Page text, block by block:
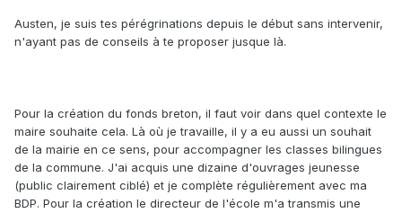
Austen, je suis tes pérégrinations depuis le début sans intervenir,
n'ayant pas de conseils à te proposer jusque là.
Pour la création du fonds breton, il faut voir dans quel contexte le
maire souhaite cela. Là où je travaille, il y a eu aussi un souhait
de la mairie en ce sens, pour accompagner les classes bilingues
de la commune. J'ai acquis une dizaine d'ouvrages jeunesse
(public clairement ciblé) et je complète régulièrement avec ma
BDP. Pour la création le directeur de l'école m'a transmis une